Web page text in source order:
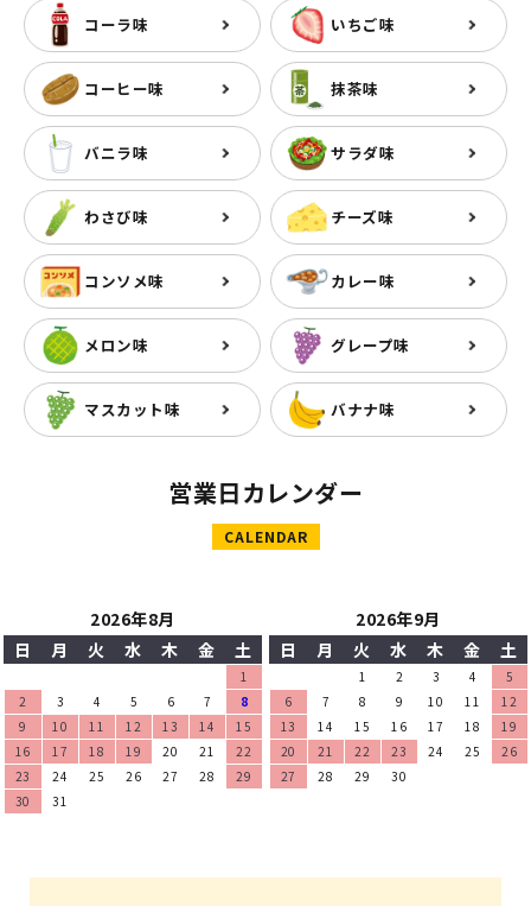
コーラ味 いちご味
コーヒー味 抹茶味
バニラ味 サラダ味
わさび味 チーズ味
コンソメ味 カレー味
メロン味 グレープ味
マスカット味 バナナ味
営業日カレンダー
CALENDAR
2026年8月
日
月 火 水 木 金 土
1
2
3 4 5 6 7
8
9
10 11 12 13 14
15
16
17 18 19 20 21
22
23
24 25 26 27 28
29
30
31
2026年9月
日
月 火 水 木 金 土
1 2 3 4
5
6
7 8 9 10 11
12
13
14 15 16 17 18
19
20
21 22 23 24 25
26
27
28 29 30